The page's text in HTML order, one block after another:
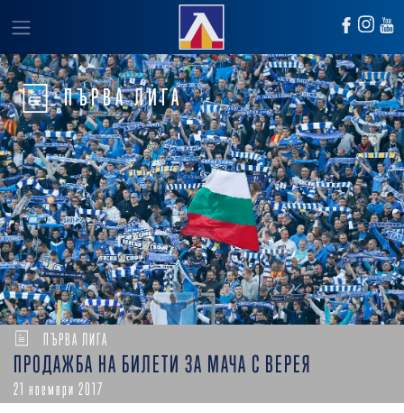
ПЪРВА ЛИГА
ПЪРВА ЛИГА
ПРОДАЖБА НА БИЛЕТИ ЗА МАЧА С ВЕРЕЯ
21 ноември 2017